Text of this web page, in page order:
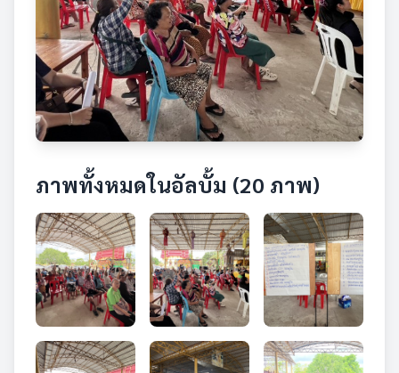
ภาพทั้งหมดในอัลบั้ม (20 ภาพ)